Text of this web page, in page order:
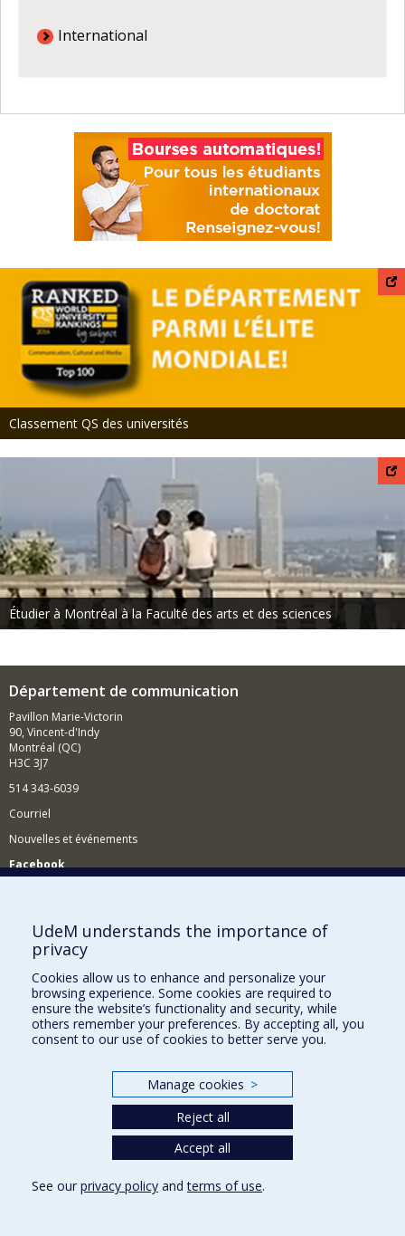
International
Classement QS des universités
Étudier à Montréal à la Faculté des arts et des sciences
Département de communication
Pavillon Marie-Victorin
90, Vincent-d'Indy
Montréal (QC)
H3C 3J7
514 343-6039
Courriel
Nouvelles et événements
Facebook
Comment soutenir le Département?
BESOIN D'AIDE?
Plan du site
Signaler une erreur
Accessibilité
Nos départements et écoles
UdeM understands the importance of
privacy
Cookies allow us to enhance and personalize your
browsing experience. Some cookies are required to
ensure the website’s functionality and security, while
others remember your preferences. By accepting all, you
consent to our use of cookies to better serve you.
Manage cookies >
Reject all
Accept all
See our privacy policy andterms of use.